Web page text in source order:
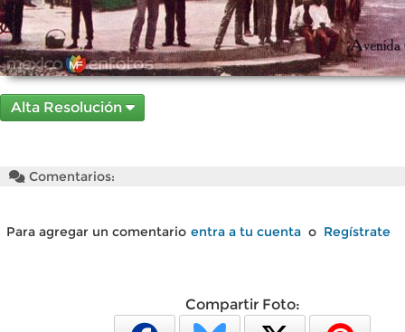
Alta Resolución
Comentarios:
Para agregar un comentario entra a tu cuenta o Regístrate
Compartir Foto: